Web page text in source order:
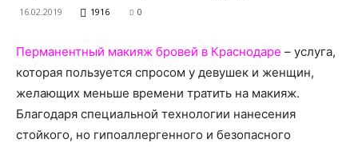
все
о
16.02.2019 1916 0
Перманентный макияж бровей в Краснодаре – услуга,
которая пользуется спросом у девушек и женщин,
желающих меньше времени тратить на макияж.
Благодаря специальной технологии нанесения
стойкого, но гипоаллергенного и безопасного